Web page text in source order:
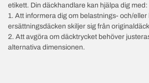
etikett. Din däckhandlare kan hjälpa dig med:
1. Att informera dig om belastnings- och/
ersättningsdäcken skiljer sig från
2. Att avgöra om däcktrycket behöver
alternativa dimensionen.